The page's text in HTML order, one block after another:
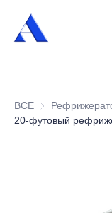
ВСЕ
О нас